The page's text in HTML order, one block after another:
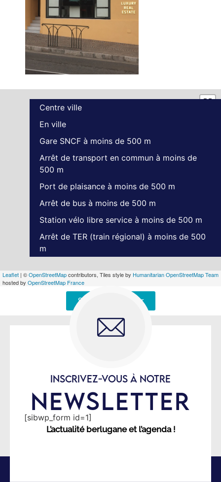
Leaflet | ©OpenStreetMapcontributors, Tiles style by Humanitarian OpenStreetMap Team
hosted by OpenStreetMap France
Centre ville
En ville
Gare SNCF à moins de 500 m
Arrêt de transport en commun à moins de
500 m
Port de plaisance à moins de 500 m
Arrêt de bus à moins de 500 m
Station vélo libre service à moins de 500 m
Arrêt de TER (train régional) à moins de 500
m
Signaler une erreur
INSCRIVEZ-VOUS À NOTRE
NEWSLETTER
[sibwp_form id=1]
L’actualité berlugane et l’agenda !